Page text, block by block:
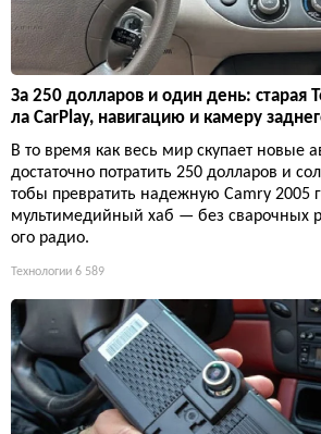
За 250 долларов и один день: старая
ла CarPlay, навигацию и камеру
В то время как весь мир скупает новые
достаточно потратить 250 долларов и
тобы превратить надежную Camry 2005
мультимедийный хаб — без сварочных
ого радио.
Технологии 6 589